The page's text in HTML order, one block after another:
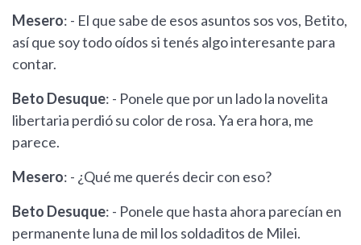
Mesero: - El que sabe de esos asuntos sos vos, Betito,
así que soy todo oídos si tenés algo interesante para
contar.
Beto Desuque: - Ponele que por un lado la novelita
libertaria perdió su color de rosa. Ya era hora, me
parece.
Mesero: - ¿Qué me querés decir con eso?
Beto Desuque: - Ponele que hasta ahora parecían en
permanente luna de mil los soldaditos de Milei.